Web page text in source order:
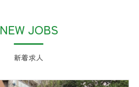
新着求人
NEW JOBS